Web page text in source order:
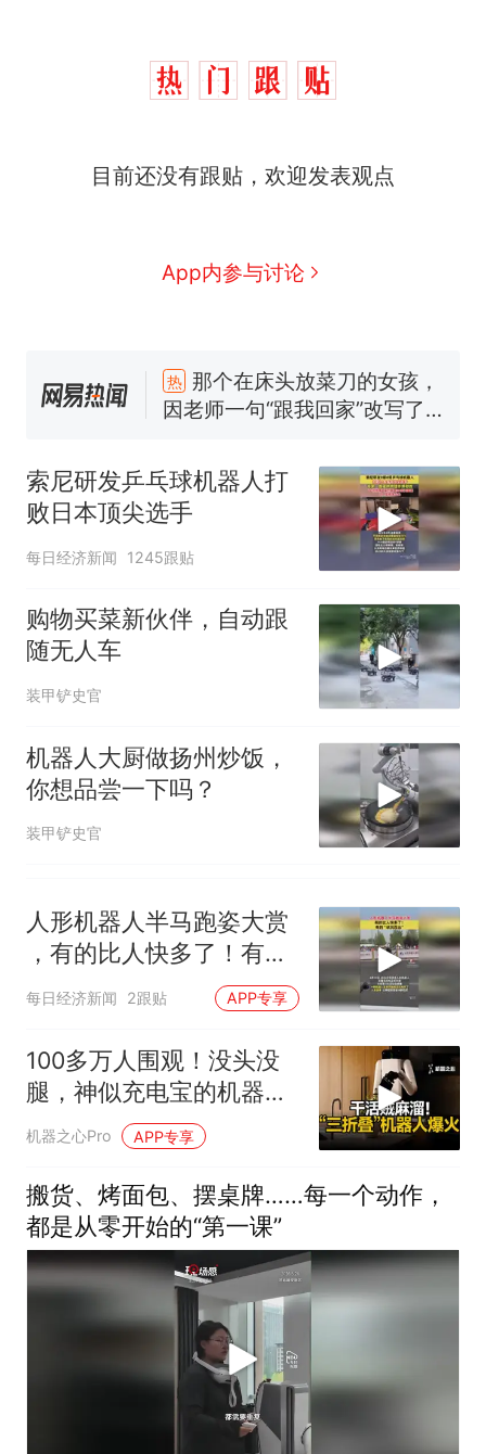
目前还没有跟贴，欢迎发表观点
App内参与讨论
人生
新 制裁瓜子饺子，美国怕什
么？
号，仅凭视频评出？中国烹饪
协会回应
男子上山采菌偶然发现鸡枞菌
窝，原地守1天等它长大：挖了
140多朵
美国渔民钓获鲨鱼徒手将其拽
来源：参考消息）
笔试第一被第二名传话劝弃考
那个在床头放菜刀的女孩，
因老师一句“跟我回家”改写了
索尼研发乒乓球机器人打
败日本顶尖选手
每日经济新闻 1245跟贴
购物买菜新伙伴，自动跟
随无人车
装甲铲史官
机器人大厨做扬州炒饭，
你想品尝一下吗？
装甲铲史官
人形机器人半马跑姿大赏
，有的比人快多了！有的
“状况百出”
每日经济新闻 2跟贴 APP专享
100多万人围观！没头没
腿，神似充电宝的机器人
全网走红？
机器之心Pro APP专享
搬货、烤面包、摆桌牌……每一个动作，
都是从零开始的“第一课”